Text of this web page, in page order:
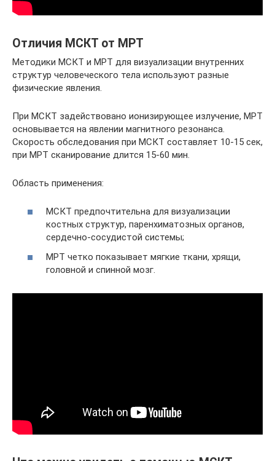
Отличия МСКТ от МРТ
Методики МСКТ и МРТ для визуализации внутренних
структур человеческого тела используют разные
физические явления.
При МСКТ задействовано ионизирующее излучение, МРТ
основывается на явлении магнитного резонанса.
Скорость обследования при МСКТ составляет 10-15 сек,
при МРТ сканирование длится 15-60 мин.
Область применения:
МСКТ предпочтительна для визуализации
костных структур, паренхиматозных органов,
сердечно-сосудистой системы;
МРТ четко показывает мягкие ткани, хрящи,
головной и спинной мозг.